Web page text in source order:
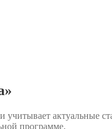
учитывает актуальные
программе.